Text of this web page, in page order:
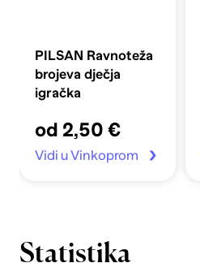
PILSAN Ravnoteža
brojeva dječja
igračka
od 2,50 €
Vidi u Vinkoprom
Statistika